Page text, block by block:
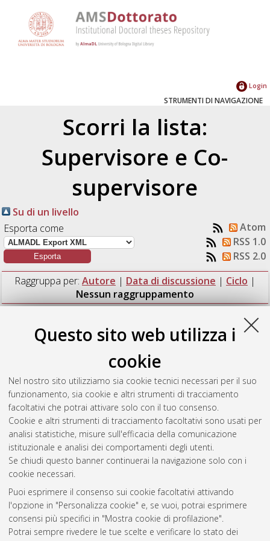
Questo sito web utilizza i
cookie
Nel nostro sito utilizziamo sia cookie tecnici necessari per il suo
funzionamento, sia cookie e altri strumenti di tracciamento
facoltativi che potrai attivare solo con il tuo consenso.
Cookie e altri strumenti di tracciamento facoltativi sono usati per
analisi statistiche, misure sull'efficacia della comunicazione
istituzionale e analisi dei comportamenti degli utenti.
Se chiudi questo banner continuerai la navigazione solo con i
cookie necessari.
Puoi esprimere il consenso sui cookie facoltativi attivando
l'opzione in "Personalizza cookie" e, se vuoi, potrai esprimere
consensi più specifici in "Mostra cookie di profilazione".
Potrai sempre rivedere le tue scelte e verificare lo stato dei
Login
STRUMENTI DI NAVIGAZIONE
Scorri la lista:
Supervisore e Co-
supervisore
Su di un livello
Esporta come
Atom
RSS 1.0
RSS 2.0
Raggruppa per: Autore | Data di discussione | Ciclo |
Nessun raggruppamento
Marcozzi, Andrea(2009)Self-Organizing Mechanisms for
Task Allocation in a Knowledge-Based Economy
thesis], Alma Mater Studiorum Università di Bologna.
Dottorato di ricerca inInformatica, 21 Ciclo. DOI
10.6092/unibo/amsdottorato/1338.
Questa lista e' stata generata il Wed Aug 5 20:45:56 2026
Atom
Rss 1.0
Rss 2.0